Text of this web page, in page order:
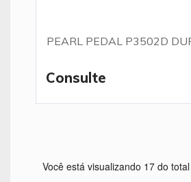
PEARL PEDAL P3502D
Consulte
Você está visualizando 17 do